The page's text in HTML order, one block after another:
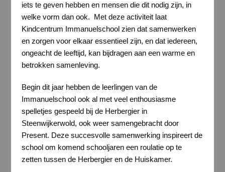
iets te geven hebben en mensen die dit nodig zijn, in
welke vorm dan ook. Met deze activiteit laat
Kindcentrum Immanuelschool zien dat samenwerken
en zorgen voor elkaar essentieel zijn, en dat iedereen,
ongeacht de leeftijd, kan bijdragen aan een warme en
betrokken samenleving.
Begin dit jaar hebben de leerlingen van de
Immanuelschool ook al met veel enthousiasme
spelletjes gespeeld bij de Herbergier in
Steenwijkerwold, ook weer samengebracht door
Present. Deze succesvolle samenwerking inspireert de
school om komend schooljaren een roulatie op te
zetten tussen de Herbergier en de Huiskamer.